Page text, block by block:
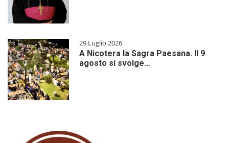
29 Luglio 2026
A Nicotera la Sagra Paesana. Il 9
agosto si svolge…